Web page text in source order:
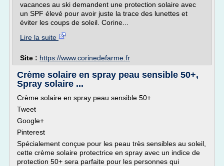
vacances au ski demandent une protection solaire avec
un SPF élevé pour avoir juste la trace des lunettes et
éviter les coups de soleil. Corine...
Lire la suite
Site : https://www.corinedefarme.fr
Crème solaire en spray peau sensible 50+,
Spray solaire ...
Crème solaire en spray peau sensible 50+
Tweet
Google+
Pinterest
Spécialement conçue pour les peau très sensibles au soleil,
cette crème solaire protectrice en spray avec un indice de
protection 50+ sera parfaite pour les personnes qui